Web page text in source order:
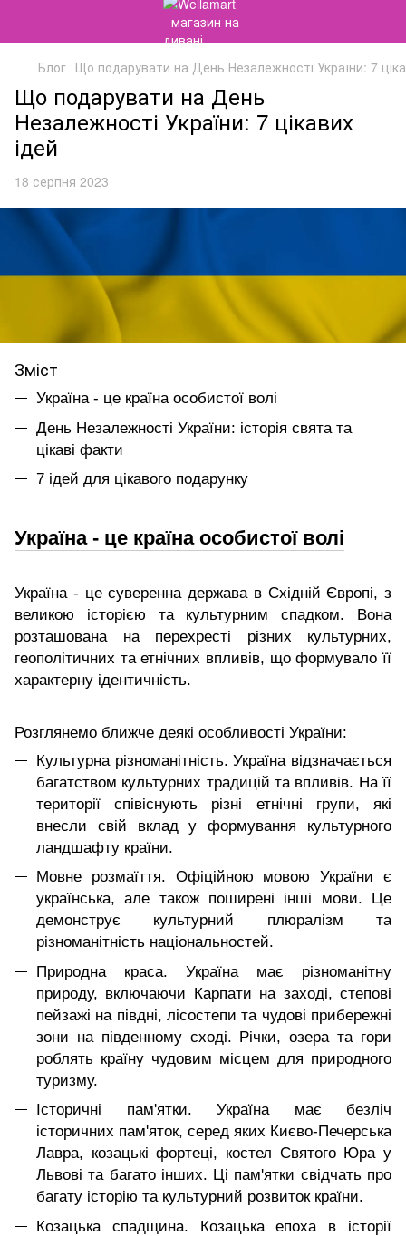
Блог Що подарувати на День Незалежності України: 7
Що подарувати на День
Незалежності України: 7 цікавих
ідей
18 серпня 2023
Зміст
Україна - це країна особистої волі
День Незалежності України: історія свята та
цікаві факти
7 ідей для цікавого подарунку
Україна - це країна особистої волі
Україна - це суверенна держава в Східній Європі, з
великою історією та культурним спадком. Вона
розташована на перехресті різних культурних,
геополітичних та етнічних впливів, що формувало її
характерну ідентичність.
Розглянемо ближче деякі особливості України:
Культурна різноманітність. Україна відзначається
багатством культурних традицій та впливів. На її
території співіснують різні етнічні групи, які
внесли свій вклад у формування культурного
ландшафту країни.
Мовне розмаїття. Офіційною мовою України є
українська, але також поширені інші мови. Це
демонструє культурний плюралізм та
різноманітність національностей.
Природна краса. Україна має різноманітну
природу, включаючи Карпати на заході, степові
пейзажі на півдні, лісостепи та чудові прибережні
зони на південному сході. Річки, озера та гори
роблять країну чудовим місцем для природного
туризму.
Історичні пам'ятки. Україна має безліч
історичних пам'яток, серед яких Києво-Печерська
Лавра, козацькі фортеці, костел Святого Юра у
Львові та багато інших. Ці пам'ятки свідчать про
багату історію та культурний розвиток країни.
Козацька спадщина. Козацька епоха в історії